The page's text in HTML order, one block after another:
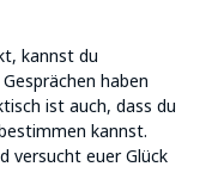
kannst du
haben
ist auch, dass du
kannst.
versucht euer Glück